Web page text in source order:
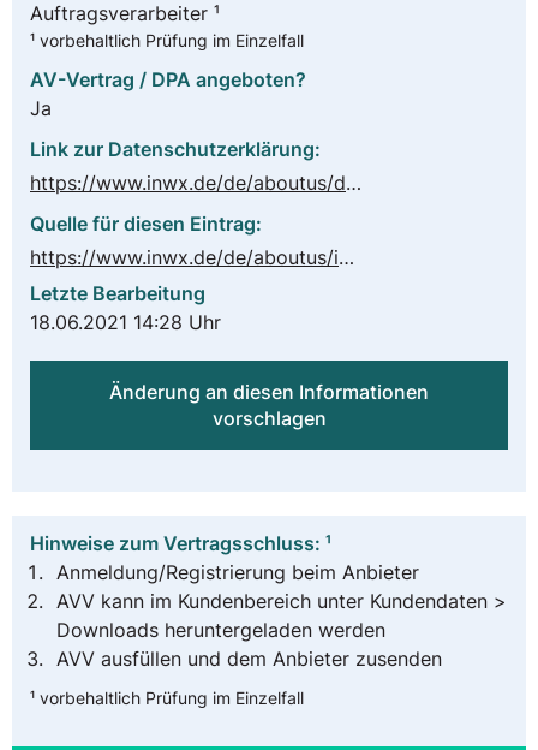
Auftragsverarbeiter ¹
¹ vorbehaltlich Prüfung im Einzelfall
AV-Vertrag / DPA angeboten?
Ja
Link zur Datenschutzerklärung:
https://www.inwx.de/de/aboutus/dataprotection
Quelle für diesen Eintrag:
https://www.inwx.de/de/aboutus/imprint
Letzte Bearbeitung
18.06.2021 14:28 Uhr
Änderung an diesen Informationen
vorschlagen
Hinweise zum Vertragsschluss: ¹
Anmeldung/Registrierung beim Anbieter
AVV kann im Kundenbereich unter Kundendaten >
Downloads heruntergeladen werden
AVV ausfüllen und dem Anbieter zusenden
¹ vorbehaltlich Prüfung im Einzelfall